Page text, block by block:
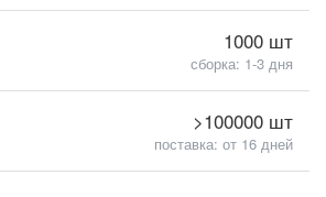
1000 шт
сборка: 1-3 дня
>100000 шт
поставка: от 16 дней